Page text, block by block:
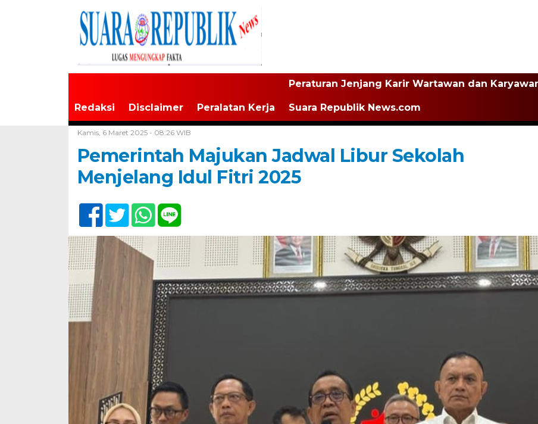
Redaksi Disclaimer Peralatan Kerja
Peraturan Jenjang Karir Wartawan dan
Suara Republik News.com
Kamis, 6 Maret 2025 - 08:26 WIB
Pemerintah Majukan Jadwal Libur Sekolah
Menjelang Idul Fitri 2025